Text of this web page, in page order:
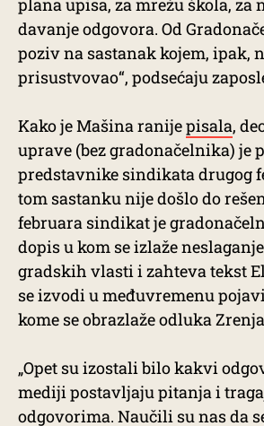
plana upisa, za mrežu škola, za
davanje odgovora. Od
poziv na sastanak kojem, ipak,
prisustvovao“, podsećaju
Kako je Mašina ranijepisala,
uprave (bez gradonačelnika) je
predstavnike sindikata drugog
tom sastanku nije došlo do
februara sindikat je
dopis u kom se izlaže
gradskih vlasti i zahteva tekst
se izvodi u međuvremenu
kome se obrazlaže odluka
„Opet su izostali bilo kakvi
mediji postavljaju pitanja i
odgovorima. Naučili su nas da